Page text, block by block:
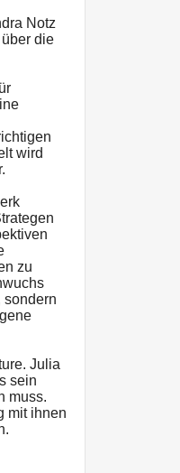
Notz
die
wird
zu
sondern
Julia
sein
muss.
mit ihnen